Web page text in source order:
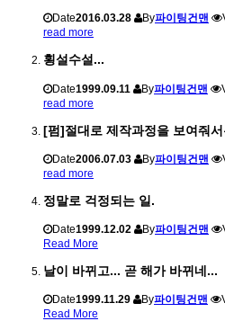
Date2016.03.28 By파이팅건맨
read more
횡설수설...
Date1999.09.11 By파이팅건맨
read more
[펌]절대로 제작과정을 보여줘
Date2006.07.03 By파이팅건맨
read more
정말로 걱정되는 일.
Date1999.12.02 By파이팅건맨
Read More
날이 바뀌고... 곧 해가 바뀌네...
Date1999.11.29 By파이팅건맨
Read More